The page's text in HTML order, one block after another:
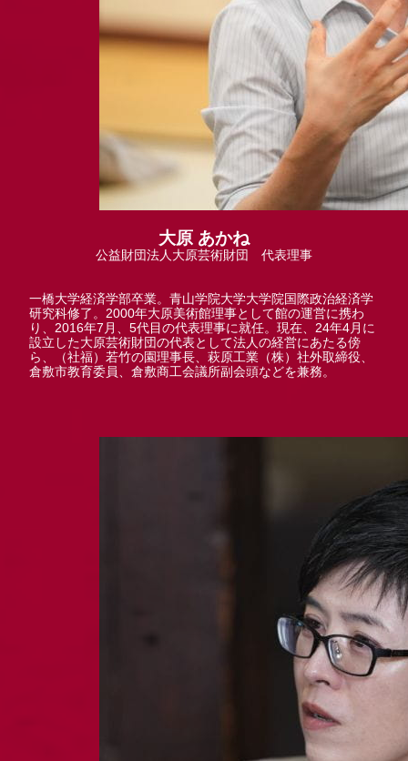
大原 あかね
公益財団法人大原芸術財団 代表理事
一橋大学経済学部卒業。青山学院大学大学院国際政治経済学
研究科修了。2000年大原美術館理事として館の運営に携わ
り、2016年7月、5代目の代表理事に就任。現在、24年4月に
設立した大原芸術財団の代表として法人の経営にあたる傍
ら、（社福）若竹の園理事長、萩原工業（株）社外取締役、
倉敷市教育委員、倉敷商工会議所副会頭などを兼務。